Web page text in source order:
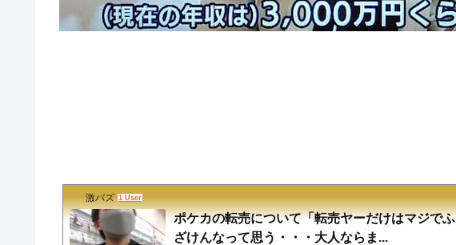
激バズ 1 User
ポケカの転売について「転売ヤーだけはマジでふ
ざけんなって思う・・・大人ならま...